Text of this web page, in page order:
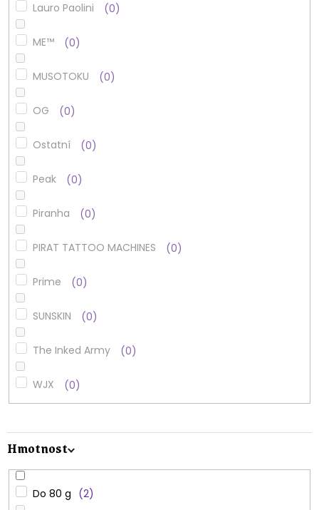
Lauro Paolini 0
ME™ 0
MUSOTOKU 0
OG 0
Ostatní 0
Peak 0
Piranha 0
PIRAT TATTOO MACHINES 0
Prime 0
SUNSKIN 0
The Inked Army 0
WJX 0
Hmotnost
Do 80 g 2